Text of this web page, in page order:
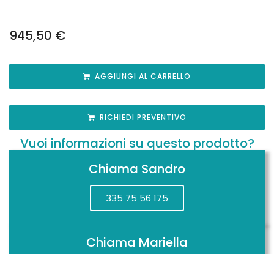
945,50 €
AGGIUNGI AL CARRELLO
RICHIEDI PREVENTIVO
Vuoi informazioni su questo prodotto?
Chiama Sandro
335 75 56 175
Chiama Mariella